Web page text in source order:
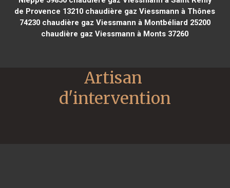
de Provence 13210 chaudière gaz Viessmann à Thônes
74230chaudière gaz Viessmann à Montbéliard 25200
chaudière gaz Viessmann à Monts 37260
Artisan
d'intervention